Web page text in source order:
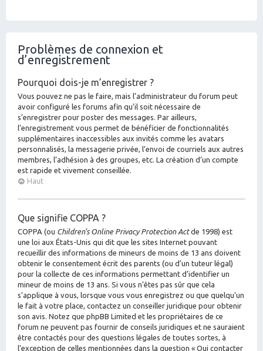
Problèmes de connexion et
d’enregistrement
Pourquoi dois-je m’enregistrer ?
Vous pouvez ne pas le faire, mais l’administrateur du forum peut
avoir configuré les forums afin qu’il soit nécessaire de
s’enregistrer pour poster des messages. Par ailleurs,
l’enregistrement vous permet de bénéficier de fonctionnalités
supplémentaires inaccessibles aux invités comme les avatars
personnalisés, la messagerie privée, l’envoi de courriels aux autres
membres, l’adhésion à des groupes, etc. La création d’un compte
est rapide et vivement conseillée.
Haut
Que signifie COPPA ?
COPPA (ou Children’s Online Privacy Protection Actde 1998) est
une loi aux États-Unis qui dit que les sites Internet pouvant
recueillir des informations de mineurs de moins de 13 ans doivent
obtenir le consentement écrit des parents (ou d’un tuteur légal)
pour la collecte de ces informations permettant d’identifier un
mineur de moins de 13 ans. Si vous n’êtes pas sûr que cela
s’applique à vous, lorsque vous vous enregistrez ou que quelqu’un
le fait à votre place, contactez un conseiller juridique pour obtenir
son avis. Notez que phpBB Limited et les propriétaires de ce
forum ne peuvent pas fournir de conseils juridiques et ne sauraient
être contactés pour des questions légales de toutes sortes, à
l’exception de celles mentionnées dans la question « Qui contacter